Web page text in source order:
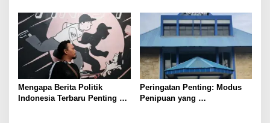
Mengapa Berita Politik
Indonesia Terbaru Penting
Peringatan Penting: Modus
Penipuan yang